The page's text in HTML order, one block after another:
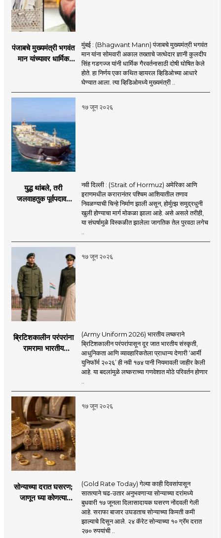
पंजाबचे मुख्यमंत्री भगवंत
मान यांच्यावर धार्मिक
खळबळ
मुंबई : (Bhagwant Mann) पंजाबचे मुख्यमंत्री भगवंत
मान यांना सोमवारी अकाल तख्ताचे जत्थेदार ज्ञानी कुलदीप
सिंह गडगज्ज यांनी धार्मिक गैरवर्तनासाठी दोषी घोषित केले
होते. हा निर्णय एका कथित व्हायरल व्हिडिओच्या आधारे
घेण्यात आला. त्या व्हिडिओमध्ये मुख्यमंत्री ..
१७ जून २०२६
युद्ध थांबले, तरी
जलवाहतुक पूर्वपदावर
चिंता.
नवी दिल्ली : (Strait of Hormuz) अमेरिका आणि
इराणमधील करारानंतर पश्चिम आशियातील तणाव
निवळण्याची चिन्हे निर्माण झाली असून, होर्मुत्झ समुद्रधुनी
खुली होण्याचा मार्ग मोकळा झाला आहे. असे असले तरीही,
या संघर्षामुळे विस्कळीत झालेला जागतिक तेल पुरवठा लगेच
१७ जून २०२६
ब्रिटिशकालीन परंपरांना
रामराम! भारतीय
(Army Uniform 2026) भारतीय लष्कराने
ब्रिटिशकालीन परंपरांपासून दूर जात भारतीय संस्कृती,
आधुनिकता आणि व्यावहारिकतेला प्राधान्य देणारी ‘आर्मी
युनिफॉर्म २०२६’ ही नवी १७४ पानी नियमावली जाहीर केली
आहे. या बदलांमुळे लष्कराच्या गणवेशात मोठे परिवर्तन होणार
१७ जून २०२६
सोन्याच्या दरात घसरण;
जाणून घ्या कोणत्या
(Gold Rate Today) गेल्या काही दिवसांपासून
सातत्याने चढ-उतार अनुभवणाऱ्या सोन्याच्या दरांमध्ये
बुधवारी १७ जूनला दिलासादायक घसरण नोंदवली गेली
आहे. सराफा बाजार उघडताच सोन्याच्या किमती कमी
झाल्याचे दिसून आले. २४ कॅरेट सोन्याच्या १० ग्रॅम दरात
२७० रुपयांची ..